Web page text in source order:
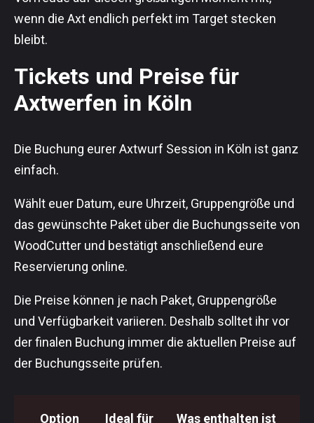
wenn die Axt endlich perfekt im Target stecken
bleibt.
Tickets und Preise für
Axtwerfen in Köln
Die Buchung eurer Axtwurf Session in Köln ist ganz
einfach.
Wählt euer Datum, eure Uhrzeit, Gruppengröße und
das gewünschte Paket über die Buchungsseite von
WoodCutter und bestätigt anschließend eure
Reservierung online.
Die Preise können je nach Paket, Gruppengröße
und Verfügbarkeit variieren. Deshalb solltet ihr vor
der finalen Buchung immer die aktuellen Preise auf
der Buchungsseite prüfen.
Option Ideal für Was enthalten ist